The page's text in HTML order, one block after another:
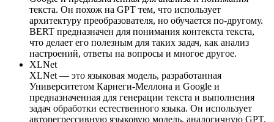
текста. Он похож на GPT тем, что использует
архитектуру преобразователя, но обучается по-другому.
BERT предназначен для понимания контекста текста,
что делает его полезным для таких задач, как анализ
настроений, ответы на вопросы и многое другое.
XLNet
XLNet — это языковая модель, разработанная
Университетом Карнеги-Меллона и Google и
предназначенная для генерации текста и выполнения
задач обработки естественного языка. Он использует
авторегрессивную языковую модель, аналогичную GPT,